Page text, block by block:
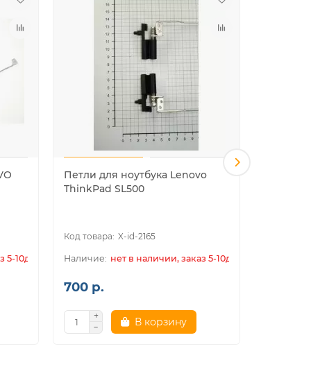
5-10дн.
Петли для ноутбука Lenovo
ThinkPad SL500
X-id-2165
нет в наличии, заказ 5-10дн.
700 р.
В корзину